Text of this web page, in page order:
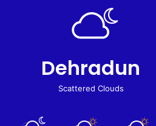
Dehradun
Scattered Clouds